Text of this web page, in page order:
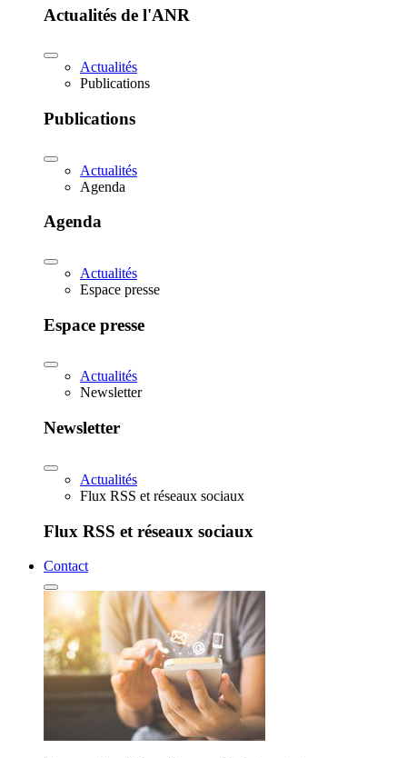
Actualités de l'ANR
Actualités
Publications
Publications
Actualités
Agenda
Agenda
Actualités
Espace presse
Espace presse
Actualités
Newsletter
Newsletter
Actualités
Flux RSS et réseaux sociaux
Flux RSS et réseaux sociaux
Contact